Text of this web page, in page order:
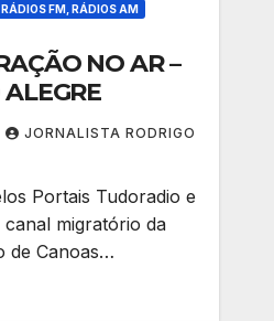
RÁDIOS FM, RÁDIOS AM
NO AR –
JORNALISTA RODRIGO
Portais Tudoradio e
migratório da
de Canoas…